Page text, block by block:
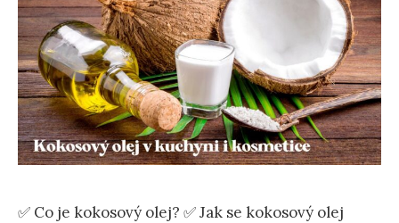
✅ Co je kokosový olej? ✅ Jak se kokosový olej